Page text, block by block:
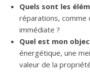
Quels sont les
réparations, comme
immédiate ?
Quel est mon
énergétique, une
valeur de la